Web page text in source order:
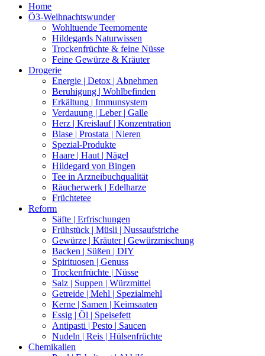
Home
Ö3-Weihnachtswunder
Wohltuende Teemomente
Hildegards Naturwissen
Trockenfrüchte & feine Nüsse
Feine Gewürze & Kräuter
Drogerie
Energie | Detox | Abnehmen
Beruhigung | Wohlbefinden
Erkältung | Immunsystem
Verdauung | Leber | Galle
Herz | Kreislauf | Konzentration
Blase | Prostata | Nieren
Spezial-Produkte
Haare | Haut | Nägel
Hildegard von Bingen
Tee in Arzneibuchqualität
Räucherwerk | Edelharze
Früchtetee
Reform
Säfte | Erfrischungen
Frühstück | Müsli | Nussaufstriche
Gewürze | Kräuter | Gewürzmischung
Backen | Süßen | DIY
Spirituosen | Genuss
Trockenfrüchte | Nüsse
Salz | Suppen | Würzmittel
Getreide | Mehl | Spezialmehl
Kerne | Samen | Keimsaaten
Essig | Öl | Speisefett
Antipasti | Pesto | Saucen
Nudeln | Reis | Hülsenfrüchte
Chemikalien